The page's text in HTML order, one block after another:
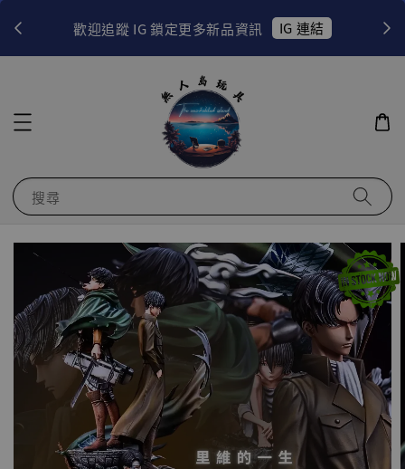
歡迎追蹤 IG 鎖定更多新品資訊 IG 連結
搜尋